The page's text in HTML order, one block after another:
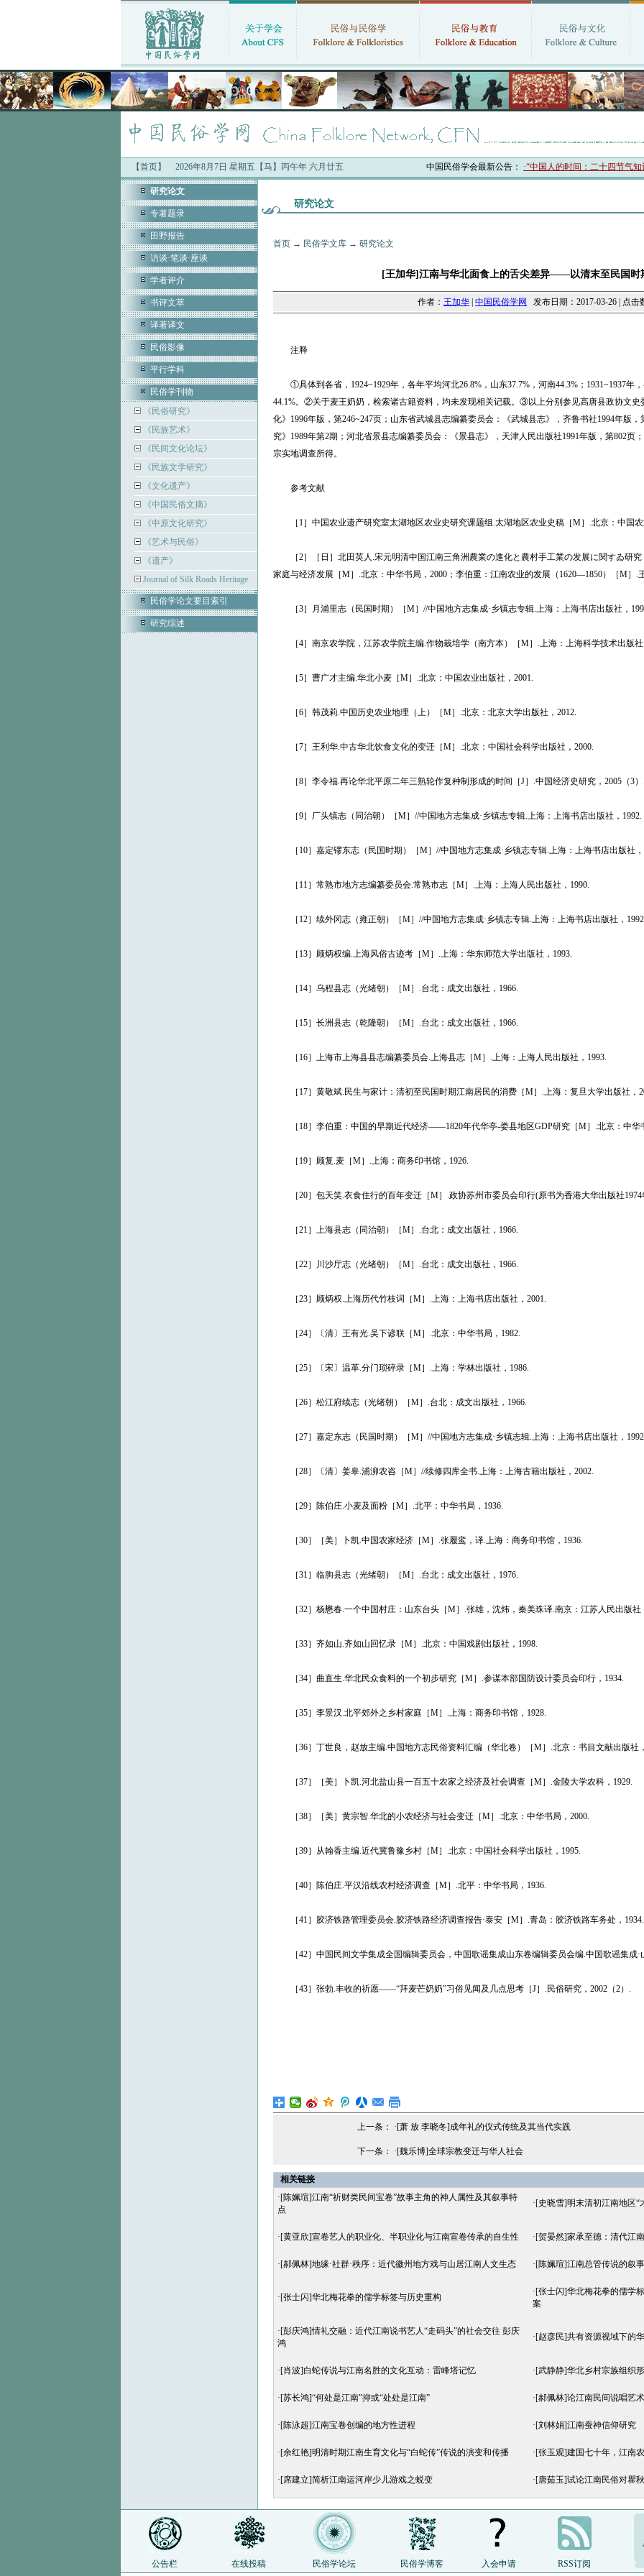
【首页】 2026年8月7日 星期五【马】丙午年 六月廿五 中国民俗学会最新公告：·“中国人的时间：二十四节气知识体
研究论文
专著题录
田野报告
访谈·笔谈·座谈
学者评介
书评文萃
译著译文
民俗影像
平行学科
民俗学刊物
《民俗研究》
《民族艺术》
《民间文化论坛》
《民族文学研究》
《文化遗产》
《中国民俗文摘》
《中原文化研究》
《艺术与民俗》
《遗产》
Journal of Silk Roads Heritage
民俗学论文要目索引
研究综述
研究论文
首页→ 民俗学文库→ 研究论文
[王加华]江南与华北面食上的舌尖差异——以清末至民国时
作者： 王加华 中国民俗学网 发布日期：2017-03-26 | 点击
注释
①具体到各省，1924~1929年，各年平均河北26.8%，山东37.7%，河南44.3%；1931~1937年
44.1%。②关于麦王奶奶，检索诸古籍资料，均未发现相关记载。③以上分别参见高唐县政协文史
化》1996年版，第246~247页；山东省武城县志编纂委员会：《武城县志》，齐鲁书社1994年版
究》1989年第2期；河北省景县志编纂委员会：《景县志》，天津人民出版社1991年版，第802页
宗实地调查所得。
参考文献
［1］中国农业遗产研究室太湖地区农业史研究课题组.太湖地区农业史稿［M］.北京：中国农
［2］［日］北田英人.宋元明清中国江南三角洲農業の進化と農村手工業の发展に関すゐ研究
家庭与经济发展［M］.北京：中华书局，2000；李伯重：江南农业的发展（1620—1850）［M］.
［3］月浦里志（民国时期）［M］//中国地方志集成·乡镇志专辑.上海：上海书店出版社，
［4］南京农学院，江苏农学院主编.作物栽培学（南方本）［M］.上海：上海科学技术出版社
［5］曹广才主编.华北小麦［M］.北京：中国农业出版社，2001.
［6］韩茂莉.中国历史农业地理（上）［M］.北京：北京大学出版社，2012.
［7］王利华.中古华北饮食文化的变迁［M］.北京：中国社会科学出版社，2000.
［8］李令福.再论华北平原二年三熟轮作复种制形成的时间［J］.中国经济史研究，2005（3）
［9］厂头镇志（同治朝）［M］//中国地方志集成·乡镇志专辑.上海：上海书店出版社，1992.
［10］嘉定镠东志（民国时期）［M］//中国地方志集成·乡镇志专辑.上海：上海书店出版社，
［11］常熟市地方志编纂委员会.常熟市志［M］.上海：上海人民出版社，1990.
［12］续外冈志（雍正朝）［M］//中国地方志集成·乡镇志专辑.上海：上海书店出版社，
［13］顾炳权编.上海风俗古迹考［M］.上海：华东师范大学出版社，1993.
［14］乌程县志（光绪朝）［M］.台北：成文出版社，1966.
［15］长洲县志（乾隆朝）［M］.台北：成文出版社，1966.
［16］上海市上海县县志编纂委员会.上海县志［M］.上海：上海人民出版社，1993.
［17］黄敬斌.民生与家计：清初至民国时期江南居民的消费［M］.上海：复旦大学出版社，
［18］李伯重：中国的早期近代经济——1820年代华亭-娄县地区GDP研究［M］.北京：中华
［19］顾复.麦［M］.上海：商务印书馆，1926.
［20］包天笑.衣食住行的百年变迁［M］.政协苏州市委员会印行(原书为香港大华出版社1974
［21］上海县志（同治朝）［M］.台北：成文出版社，1966.
［22］川沙厅志（光绪朝）［M］.台北：成文出版社，1966.
［23］顾炳权.上海历代竹枝词［M］.上海：上海书店出版社，2001.
［24］〔清〕王有光.吴下谚联［M］.北京：中华书局，1982.
［25］〔宋〕温革.分门琐碎录［M］.上海：学林出版社，1986.
［26］松江府续志（光绪朝）［M］.台北：成文出版社，1966.
［27］嘉定东志（民国时期）［M］//中国地方志集成·乡镇志辑.上海：上海书店出版社，
［28］〔清〕姜皋.浦泖农咨［M］//续修四库全书.上海：上海古籍出版社，2002.
［29］陈伯庄.小麦及面粉［M］.北平：中华书局，1936.
［30］［美］卜凯.中国农家经济［M］.张履鸾，译.上海：商务印书馆，1936.
［31］临朐县志（光绪朝）［M］.台北：成文出版社，1976.
［32］杨懋春.一个中国村庄：山东台头［M］.张雄，沈炜，秦美珠译.南京：江苏人民出版社
［33］齐如山.齐如山回忆录［M］.北京：中国戏剧出版社，1998.
［34］曲直生.华北民众食料的一个初步研究［M］.参谋本部国防设计委员会印行，1934.
［35］李景汉.北平郊外之乡村家庭［M］.上海：商务印书馆，1928.
［36］丁世良，赵放主编.中国地方志民俗资料汇编（华北卷）［M］.北京：书目文献出版社
［37］［美］卜凯.河北盐山县一百五十农家之经济及社会调查［M］.金陵大学农科，1929.
［38］［美］黄宗智.华北的小农经济与社会变迁［M］.北京：中华书局，2000.
［39］从翰香主编.近代冀鲁豫乡村［M］.北京：中国社会科学出版社，1995.
［40］陈伯庄.平汉沿线农村经济调查［M］.北平：中华书局，1936.
［41］胶济铁路管理委员会.胶济铁路经济调查报告·泰安［M］.青岛：胶济铁路车务处，1934.
［42］中国民间文学集成全国编辑委员会，中国歌谣集成山东卷编辑委员会编.中国歌谣集成·
［43］张勃.丰收的祈愿——“拜麦芒奶奶”习俗见闻及几点思考［J］.民俗研究，2002（2）.
上一条： ·[萧 放 李晓冬]成年礼的仪式传统及其当代实践
下一条： ·[魏乐博]全球宗教变迁与华人社会
相关链接
·[陈姵瑄]江南“祈财类民间宝卷”故事主角的神人属性及其叙事特
点
·[史晓雪]明末清初江南地区“
·[黄亚欣]宣卷艺人的职业化、半职业化与江南宣卷传承的自生性 ·[贺晏然]家承至德：清代江
·[郝佩林]地缘·社群·秩序：近代徽州地方戏与山居江南人文生态 ·[陈姵瑄]江南总管传说的叙
·[张士闪]华北梅花拳的儒学标签与历史重构
·[张士闪]华北梅花拳的儒学
案
·[彭庆鸿]情礼交融：近代江南说书艺人“走码头”的社会交往 彭庆
鸿
·[赵彦民]共有资源视域下的
·[肖波]白蛇传说与江南名胜的文化互动：雷峰塔记忆 ·[武静静]华北乡村宗族组织
·[苏长鸿]“何处是江南”抑或“处处是江南” ·[郝佩林]论江南民间说唱艺
·[陈泳超]江南宝卷创编的地方性进程 ·[刘林娟]江南蚕神信仰研究
·[余红艳]明清时期江南生育文化与“白蛇传”传说的演变和传播 ·[张玉观]建国七十年，江南
·[席建立]简析江南运河岸少儿游戏之蜕变 ·[唐茹玉]试论江南民俗对瞿
公告栏 在线投稿 民俗学论坛 民俗学博客 入会申请 RSS订阅